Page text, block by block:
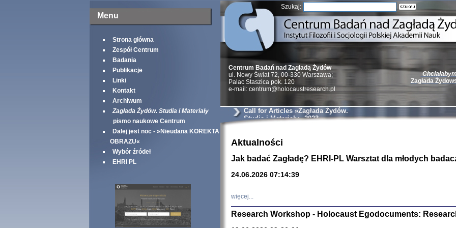
Menu
Strona główna
Zespół Centrum
Badania
Publikacje
Linki
Kontakt
Archiwum
Zagłada Żydów. Studia i Materiały
pismo naukowe Centrum
Dalej jest noc - »Nieudana KOREKTA
OBRAZU«
Wybór źródeł
EHRI PL
Szukaj:
Zagłada
Natalia Aleksiun,
Deborah Dash
Turski, Laurence
Centrum Badań nad Zagładą Żydów
ul. Nowy Świat 72, 00-330 Warszawa;
Palac Staszica pok. 120
e-mail: centrum@holocaustresearch.pl
Call for Articles »Zagłada Żydów.
Studia i Materiały« 2023
Aktualności
Jak badać Zagładę? EHRI-PL Warsztat dla młodych
24.06.2026 07:14:39
więcej...
Research Workshop - Holocaust Egodocuments: